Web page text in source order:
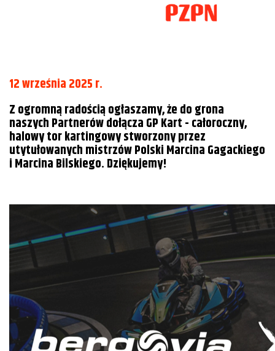
12 września 2025 r.
Z ogromną radością ogłaszamy, że do grona
naszych Partnerów dołącza GP Kart - całoroczny,
halowy tor kartingowy stworzony przez
utytułowanych mistrzów Polski Marcina Gagackiego
i Marcina Bilskiego. Dziękujemy!